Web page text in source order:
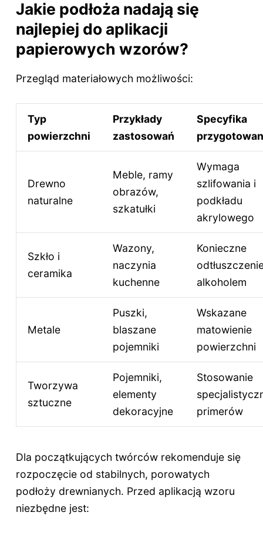
Jakie podłoża nadają się
najlepiej do aplikacji
papierowych wzorów?
Przegląd materiałowych możliwości:
Typ
powierzchni
Przykłady
zastosowań
Specyfika
Drewno
naturalne
Meble, ramy
obrazów,
szkatułki
Wymaga
szlifowania i
podkładu
akrylowego
Szkło i
ceramika
Wazony,
naczynia
kuchenne
Konieczne
alkoholem
Metale
Puszki,
blaszane
pojemniki
Wskazane
matowienie
powierzchni
Tworzywa
sztuczne
Pojemniki,
elementy
dekoracyjne
Stosowanie
primerów
Dla początkujących twórców rekomenduje się
rozpoczęcie od stabilnych, porowatych
podłoży drewnianych. Przed aplikacją wzoru
niezbędne jest: